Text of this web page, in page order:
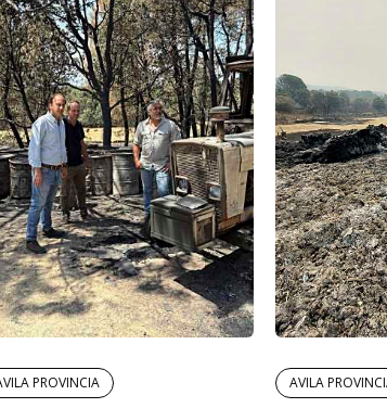
PROVINCIA AVILA